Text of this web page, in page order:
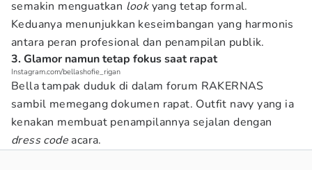
semakin menguatkan lookyang tetap formal.
Keduanya menunjukkan keseimbangan yang harmonis
antara peran profesional dan penampilan publik.
3. Glamor namun tetap fokus saat rapat
Instagram.com/bellashofie_rigan
Bella tampak duduk di dalam forum RAKERNAS
sambil memegang dokumen rapat. Outfit navy yang ia
kenakan membuat penampilannya sejalan dengan
dress code acara.